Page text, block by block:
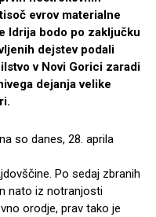
evrov materialne
Idrija bodo po zaključku
dejstev podali
v Novi Gorici zaradi
dejanja velike
so danes, 28. aprila
Po sedaj zbranih
nato iz notranjosti
orodje, prav tako je